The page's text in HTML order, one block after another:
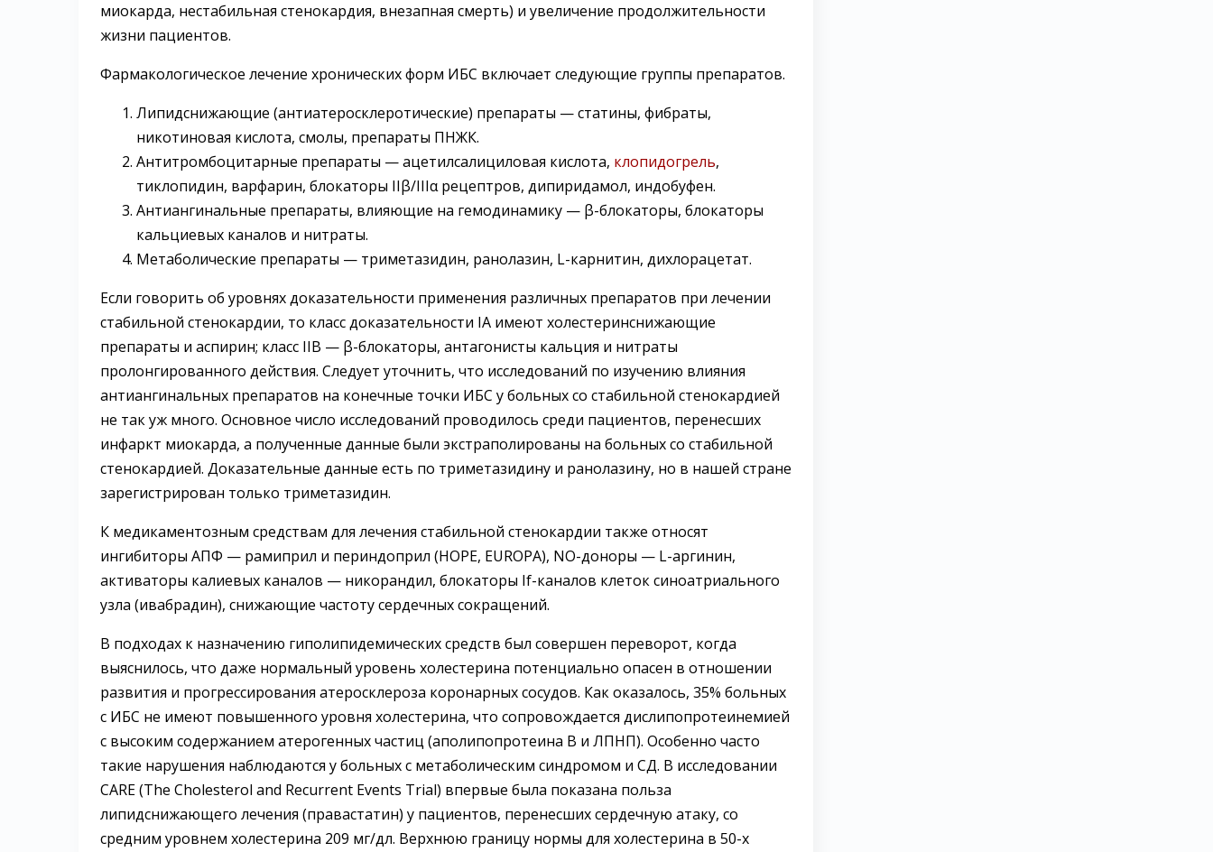
миокарда, нестабильная стенокардия, внезапная смерть) и увеличение продолжительности
жизни пациентов.
Фармакологическое лечение хронических форм ИБС включает следующие группы препаратов.
Липидснижающие (антиатеросклеротические) препараты — статины, фибраты,
никотиновая кислота, смолы, препараты ПНЖК.
Антитромбоцитарные препараты — ацетилсалициловая кислота, клопидогрель,
тиклопидин, варфарин, блокаторы IIβ/IIIα рецептров, дипиридамол, индобуфен.
Антиангинальные препараты, влияющие на гемодинамику — β-блокаторы, блокаторы
кальциевых каналов и нитраты.
Метаболические препараты — триметазидин, ранолазин, L-карнитин, дихлорацетат.
Если говорить об уровнях доказательности применения различных препаратов при лечении
стабильной стенокардии, то класс доказательности IА имеют холестеринснижающие
препараты и аспирин; класс IIВ — β-блокаторы, антагонисты кальция и нитраты
пролонгированного действия. Следует уточнить, что исследований по изучению влияния
антиангинальных препаратов на конечные точки ИБС у больных со стабильной стенокардией
не так уж много. Основное число исследований проводилось среди пациентов, перенесших
инфаркт миокарда, а полученные данные были экстраполированы на больных со стабильной
стенокардией. Доказательные данные есть по триметазидину и ранолазину, но в нашей стране
зарегистрирован только триметазидин.
К медикаментозным средствам для лечения стабильной стенокардии также относят
ингибиторы АПФ — рамиприл и периндоприл (HOPE, EUROPA), NO-доноры — L-аргинин,
активаторы калиевых каналов — никорандил, блокаторы If-каналов клеток синоатриального
узла (ивабрадин), снижающие частоту сердечных сокращений.
В подходах к назначению гиполипидемических средств был совершен переворот, когда
выяснилось, что даже нормальный уровень холестерина потенциально опасен в отношении
развития и прогрессирования атеросклероза коронарных сосудов. Как оказалось, 35% больных
с ИБС не имеют повышенного уровня холестерина, что сопровождается дислипопротеинемией
с высоким содержанием атерогенных частиц (аполипопротеина В и ЛПНП). Особенно часто
такие нарушения наблюдаются у больных с метаболическим синдромом и СД. В исследовании
CARE (The Cholesterol and Recurrent Events Trial) впервые была показана польза
липидснижающего лечения (правастатин) у пациентов, перенесших сердечную атаку, со
средним уровнем холестерина 209 мг/дл. Верхнюю границу нормы для холестерина в 50-х